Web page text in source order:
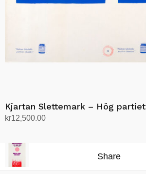
Kjartan Slettemark – Hög partiet
kr12,500.00
Share